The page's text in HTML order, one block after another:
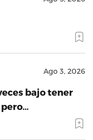
Ago 3, 2026
bajo tener
pero…